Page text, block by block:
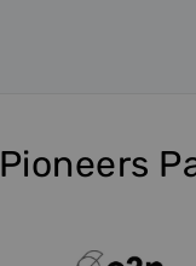
Pioneers